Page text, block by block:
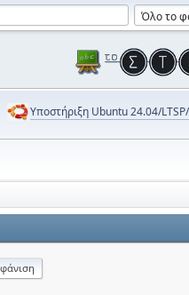
Υποστήριξη Ubuntu 24.04/